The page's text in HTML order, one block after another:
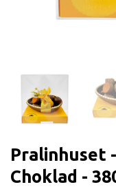
Pralinhuset
Choklad -